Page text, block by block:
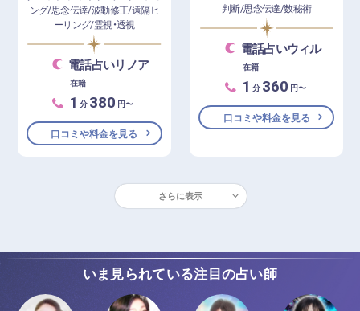
ング/思念伝達/波動修正/遠隔ヒ
ーリング/霊視・透視
電話占いリノア
在籍
1 分 380 円〜
口コミや料金を見る
判断/思念伝達/数秘術
電話占いウィル
在籍
1 分 360 円〜
口コミや料金を見る
さらに表示
いま見られている注目の占い師